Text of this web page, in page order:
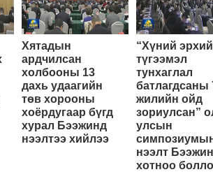
Хятадын
ардчилсан
холбооны 13
дахь удаагийн
төв хорооны
хоёрдугаар бүгд
хурал Бээжинд
нээлтээ хийлээ
“Хүний
түгээмэл
тунхаглал
батлагдсаны
жилийн ойд
зориулсан”
улсын
нээлт Бээжин
хотноо